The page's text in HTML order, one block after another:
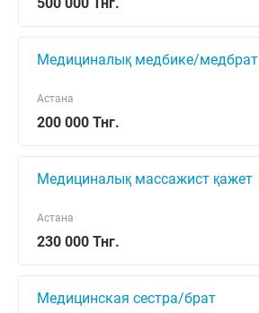
Медициналық медбике/медбрат
200 000 Тнг.
Астана
Медициналық массажист қажет
230 000 Тнг.
Астана
Медицинская сестра/брат